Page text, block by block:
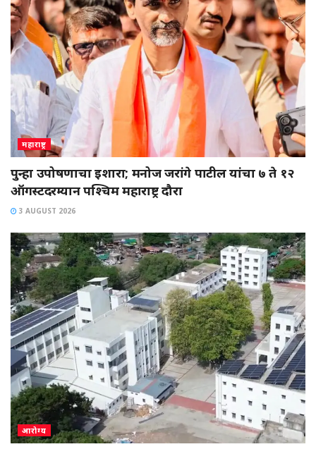
महाराष्ट्र
पुन्हा उपोषणाचा इशारा; मनोज जरांगे पाटील यांचा ७ ते १२
ऑगस्टदरम्यान पश्चिम महाराष्ट्र दौरा
3 AUGUST 2026
आरोग्य